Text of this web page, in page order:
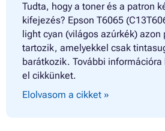
Tudta, hogy a toner és a patron
kifejezés? Epson T6065
light cyan (világos azúrkék)
tartozik, amelyekkel csak
barátkozik. További információra
el cikkünket.
Elolvasom a cikket »